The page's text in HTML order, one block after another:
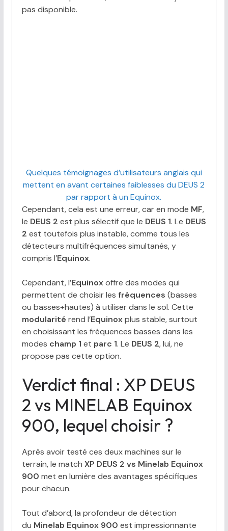
pas disponible.
Quelques témoignages d’utilisateurs anglais qui
mettent en avant certaines faiblesses du DEUS 2
par rapport à un Equinox.
Cependant, cela est une erreur, car en mode MF,
le DEUS 2 est plus sélectif que le DEUS 1. Le DEUS
2 est toutefois plus instable, comme tous les
détecteurs multifréquences simultanés, y
compris l’Equinox.
Cependant, l’Equinoxoffre des modes qui
permettent de choisir les fréquences (basses
ou basses+hautes) à utiliser dans le sol. Cette
modularité rend l’Equinoxplus stable, surtout
en choisissant les fréquences basses dans les
modes champ 1 et parc 1. Le DEUS 2, lui, ne
propose pas cette option.
Verdict final : XP DEUS
2 vs MINELAB Equinox
900, lequel choisir ?
Après avoir testé ces deux machines sur le
terrain, le match XP DEUS 2 vs Minelab Equinox
900 met en lumière des avantages spécifiques
pour chacun.
Tout d’abord, la profondeur de détection
du Minelab Equinox 900 est impressionnante